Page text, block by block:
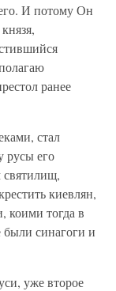
И потому Он
ранее
стал
русы его
святилищ,
киевлян,
коими тогда в
были синагоги и
уже второе